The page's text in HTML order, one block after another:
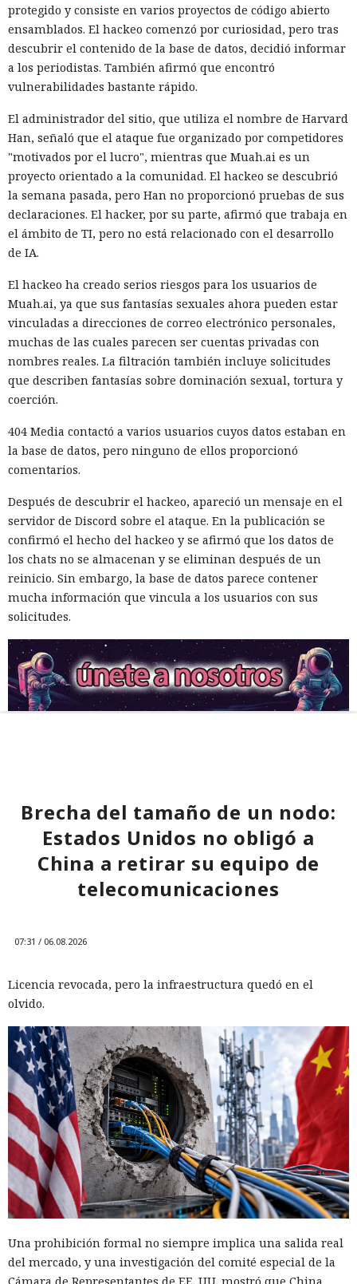
protegido y consiste en varios proyectos de código abierto
ensamblados. El hackeo comenzó por curiosidad, pero tras
descubrir el contenido de la base de datos, decidió informar
a los periodistas. También afirmó que encontró
vulnerabilidades bastante rápido.
El administrador del sitio, que utiliza el nombre de Harvard
Han, señaló que el ataque fue organizado por competidores
"motivados por el lucro", mientras que Muah.ai es un
proyecto orientado a la comunidad. El hackeo se descubrió
la semana pasada, pero Han no proporcionó pruebas de sus
declaraciones. El hacker, por su parte, afirmó que trabaja en
el ámbito de TI, pero no está relacionado con el desarrollo
de IA.
El hackeo ha creado serios riesgos para los usuarios de
Muah.ai, ya que sus fantasías sexuales ahora pueden estar
vinculadas a direcciones de correo electrónico personales,
muchas de las cuales parecen ser cuentas privadas con
nombres reales. La filtración también incluye solicitudes
que describen fantasías sobre dominación sexual, tortura y
coerción.
404 Media contactó a varios usuarios cuyos datos estaban en
la base de datos, pero ninguno de ellos proporcionó
comentarios.
Después de descubrir el hackeo, apareció un mensaje en el
servidor de Discord sobre el ataque. En la publicación se
confirmó el hecho del hackeo y se afirmó que los datos de
los chats no se almacenan y se eliminan después de un
reinicio. Sin embargo, la base de datos parece contener
mucha información que vincula a los usuarios con sus
solicitudes.
Brecha del tamaño de un nodo:
Estados Unidos no obligó a
China a retirar su equipo de
telecomunicaciones
07:31 / 06.08.2026
Licencia revocada, pero la infraestructura quedó en el
olvido.
Una prohibición formal no siempre implica una salida real
del mercado, y una investigación del comité especial de la